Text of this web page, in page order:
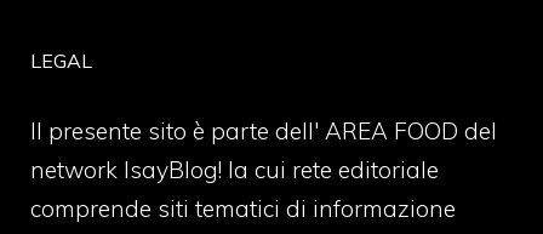
LEGAL
Il presente sito è parte dell' AREA FOOD del
network IsayBlog! la cui rete editoriale
comprende siti tematici di informazione